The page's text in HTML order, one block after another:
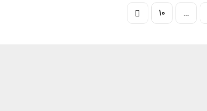
...
10